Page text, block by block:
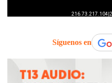
Síguenos en